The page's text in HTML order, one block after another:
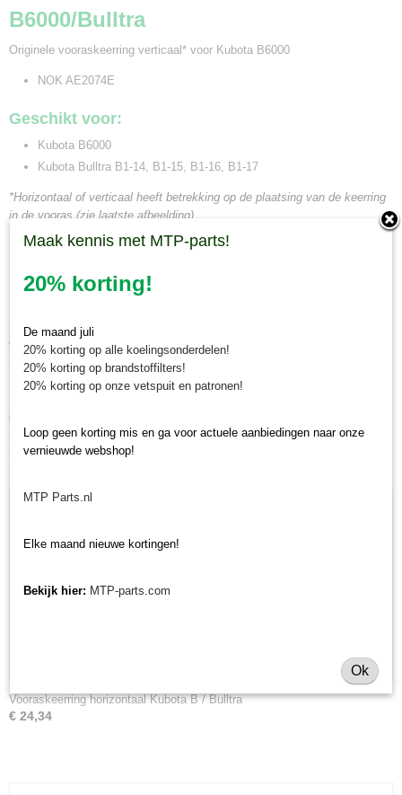
B6000/Bulltra
Originele vooraskeerring verticaal* voor Kubota B6000
NOK AE2074E
Geschikt voor:
Kubota B6000
Kubota Bulltra B1-14, B1-15, B1-16, B1-17
*Horizontaal of verticaal heeft betrekking op de plaatsing van de keerring
in de vooras (zie laatste afbeelding)
Minitractorparts.nl, uw leverancier voor
minitrekker onderdelen!
minitractoren, miditractoren, compacttractoren en aanbouwwerktuigen. Wij
verkopen deze onderdelen met als specialisme de Japanse
minitractormerken Yanmar, Iseki, Kubota en Shibaura.
deze vooraskeerring, voor uw Kubota B 6000, Kubota Bulltra B 1-14, B 1-
15, B 1-16, B 1-17.
Vooraskeerring horizontaal Kubota B / Bulltra
€ 24,34
Maak kennis met MTP-parts!
20% korting!
De maand juli
20% korting op alle koelingsonderdelen!
20% korting op brandstoffilters!
20% korting op onze vetspuit en patronen!
Loop geen korting mis en ga voor actuele aanbiedingen naar onze
vernieuwde webshop!
MTP Parts.nl
Elke maand nieuwe kortingen!
Bekijk hier: MTP-parts.com
Ok